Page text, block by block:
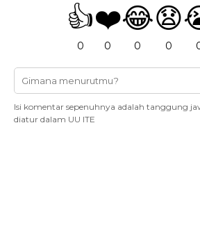
👍
0
❤️
0
😂
0
😧
0
Isi komentar sepenuhnya adalah tanggung
diatur dalam UU ITE